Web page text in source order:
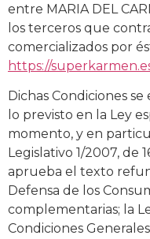
entre MARIA DEL
los terceros que
comercializados por
https://
Dichas Condiciones
lo previsto en la Ley
momento, y en
Legislativo 1/2007, de
aprueba el texto
Defensa de los
complementarias; la
Condiciones